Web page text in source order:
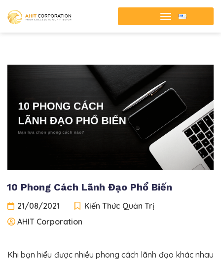
10 Phong Cách Lãnh Đạo Phổ Biến
21/08/2021
Kiến Thức Quản Trị
AHIT Corporation
Khi bạn hiểu được nhiều phong cách lãnh đạo khác nhau